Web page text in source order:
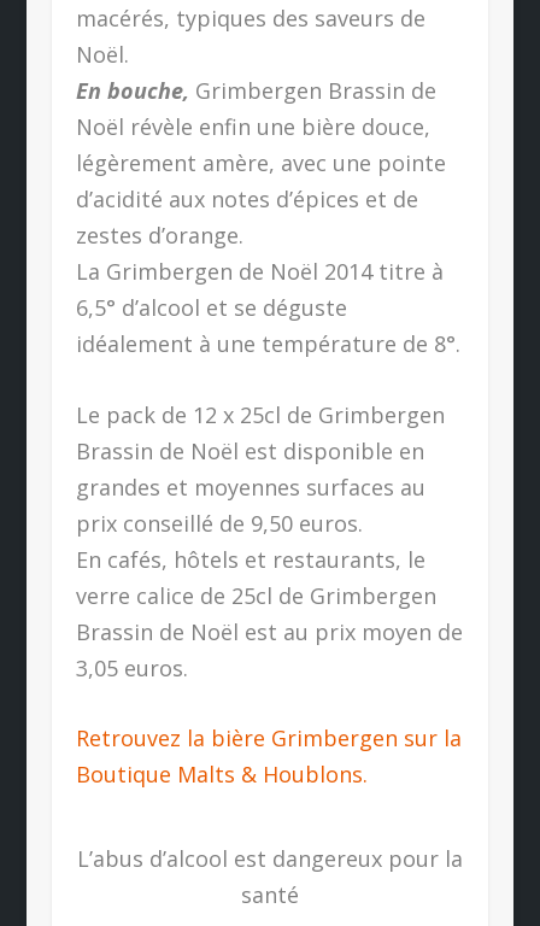
macérés, typiques des saveurs de
Noël.
En bouche, Grimbergen Brassin de
Noël révèle enfin une bière douce,
légèrement amère, avec une pointe
d’acidité aux notes d’épices et de
zestes d’orange.
La Grimbergen de Noël 2014 titre à
6,5° d’alcool et se déguste
idéalement à une température de 8°.
Le pack de 12 x 25cl de Grimbergen
Brassin de Noël est disponible en
grandes et moyennes surfaces au
prix conseillé de 9,50 euros.
En cafés, hôtels et restaurants, le
verre calice de 25cl de Grimbergen
Brassin de Noël est au prix moyen de
3,05 euros.
Retrouvez la bière Grimbergen sur la
Boutique Malts & Houblons.
L’abus d’alcool est dangereux pour la
santé